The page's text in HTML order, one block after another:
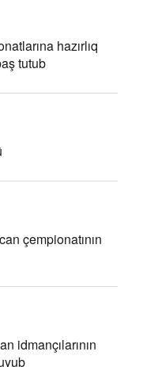
hazırlıq
tutub
çempionatının
idmançılarının